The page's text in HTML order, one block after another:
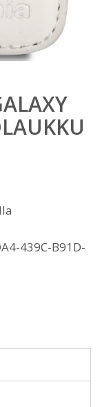
439C-B91D-